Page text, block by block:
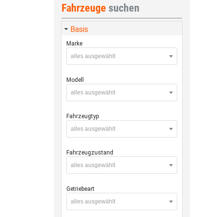
Fahrzeuge suchen
Basis
Marke
alles ausgewählt
Modell
alles ausgewählt
Fahrzeugtyp
alles ausgewählt
Fahrzeugzustand
alles ausgewählt
Getriebeart
alles ausgewählt